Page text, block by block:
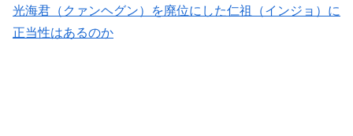
光海君（クァンヘグン）を廃位にした仁祖（インジョ）に
正当性はあるのか